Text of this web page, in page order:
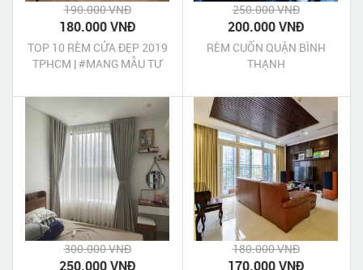
190.000 VNĐ
180.000 VNĐ
TOP 10 RÈM CỬA ĐẸP 2019
TPHCM | #MANG MẪU TƯ
250.000 VNĐ
200.000 VNĐ
RÈM CUỐN QUẬN BÌNH
THẠNH
300.000 VNĐ
250.000 VNĐ
180.000 VNĐ
170.000 VNĐ